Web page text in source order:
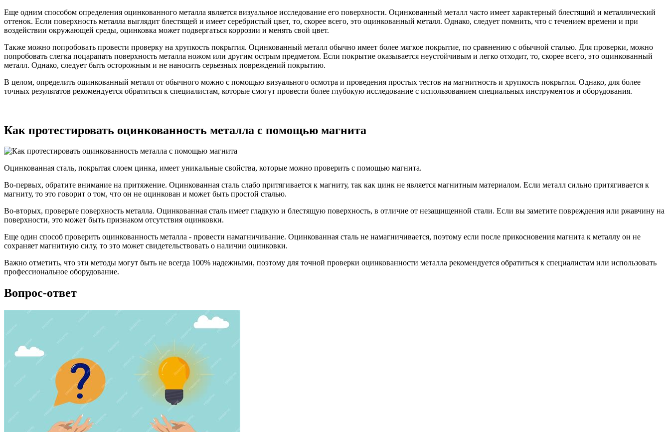
Еще одним способом определения оцинкованного металла является визуальное исследование его поверхности. Оцинкованный металл часто имеет характерный блестящий и металлический
оттенок. Если поверхность металла выглядит блестящей и имеет серебристый цвет, то, скорее всего, это оцинкованный металл. Однако, следует помнить, что с течением времени и при
воздействии окружающей среды, оцинковка может подвергаться коррозии и менять свой цвет.
Также можно попробовать провести проверку на хрупкость покрытия. Оцинкованный металл обычно имеет более мягкое покрытие, по сравнению с обычной сталью. Для проверки, можно
попробовать слегка поцарапать поверхность металла ножом или другим острым предметом. Если покрытие оказывается неустойчивым и легко отходит, то, скорее всего, это оцинкованный
металл. Однако, следует быть осторожным и не наносить серьезных повреждений покрытию.
В целом, определить оцинкованный металл от обычного можно с помощью визуального осмотра и проведения простых тестов на магнитность и хрупкость покрытия. Однако, для более
точных результатов рекомендуется обратиться к специалистам, которые смогут провести более глубокую исследование с использованием специальных инструментов и оборудования.
Как протестировать оцинкованность металла с помощью магнита
Оцинкованная сталь, покрытая слоем цинка, имеет уникальные свойства, которые можно проверить с помощью магнита.
Во-первых, обратите внимание на притяжение. Оцинкованная сталь слабо притягивается к магниту, так как цинк не является магнитным материалом. Если металл сильно притягивается к
магниту, то это говорит о том, что он не оцинкован и может быть простой сталью.
Во-вторых, проверьте поверхность металла. Оцинкованная сталь имеет гладкую и блестящую поверхность, в отличие от незащищенной стали. Если вы заметите повреждения или ржавчину на
поверхности, это может быть признаком отсутствия оцинковки.
Еще один способ проверить оцинкованность металла - провести намагничивание. Оцинкованная сталь не намагничивается, поэтому если после прикосновения магнита к металлу он не
сохраняет магнитную силу, то это может свидетельствовать о наличии оцинковки.
Важно отметить, что эти методы могут быть не всегда 100% надежными, поэтому для точной проверки оцинкованности металла рекомендуется обратиться к специалистам или использовать
профессиональное оборудование.
Вопрос-ответ